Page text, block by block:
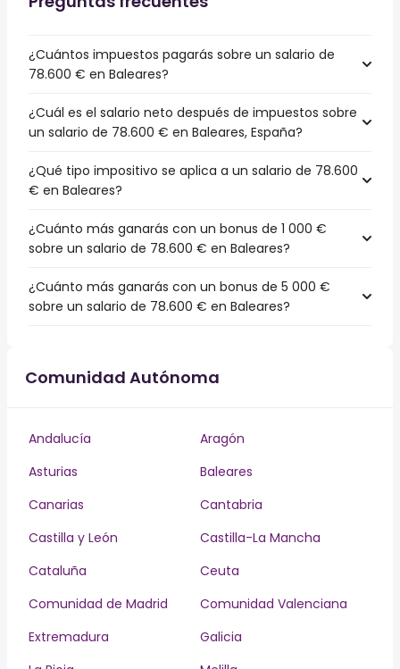
¿Cuántos impuestos pagarás sobre un salario de
78.600 € en Baleares?
¿Cuál es el salario neto después de impuestos sobre
un salario de 78.600 € en Baleares, España?
¿Qué tipo impositivo se aplica a un salario de 78.600
€ en Baleares?
¿Cuánto más ganarás con un bonus de 1 000 €
sobre un salario de 78.600 € en Baleares?
¿Cuánto más ganarás con un bonus de 5 000 €
sobre un salario de 78.600 € en Baleares?
Comunidad Autónoma
Andalucía
Aragón
Asturias
Baleares
Canarias
Cantabria
Castilla y León
Castilla-La Mancha
Cataluña
Ceuta
Comunidad de Madrid
Comunidad Valenciana
Extremadura
Galicia